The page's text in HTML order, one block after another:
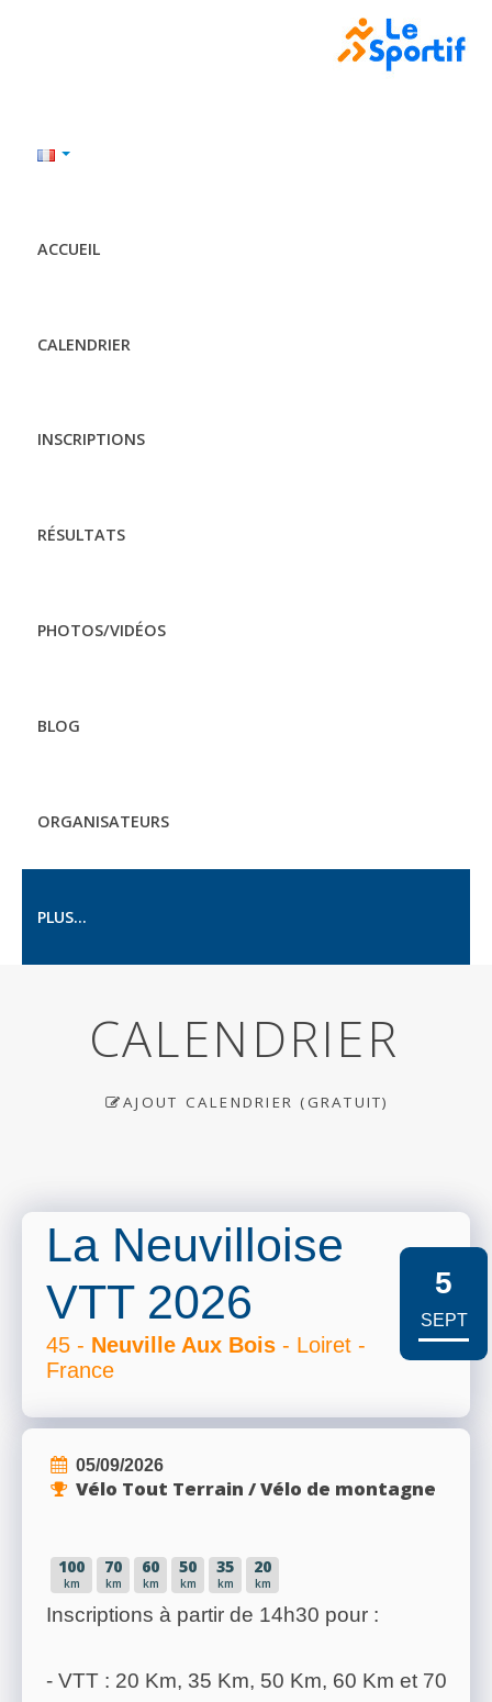
ACCUEIL
CALENDRIER
INSCRIPTIONS
RÉSULTATS
PHOTOS/VIDÉOS
BLOG
ORGANISATEURS
PLUS...
CALENDRIER
AJOUT CALENDRIER (GRATUIT)
La Neuvilloise
VTT 2026
45 - Neuville Aux Bois - Loiret -
France
5
SEPT
05/09/2026
Vélo Tout Terrain / Vélo de montagne
100
km
70
km
60
km
50
km
35
km
20
km
Inscriptions à partir de 14h30 pour :
- VTT : 20 Km, 35 Km, 50 Km, 60 Km et 70